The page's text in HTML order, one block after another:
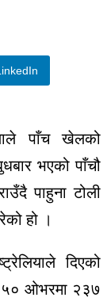
पाँच खेलको
भएको पाँचौ
पाहुना टोली
हो ।
दिएको
५० ओभरमा २३७